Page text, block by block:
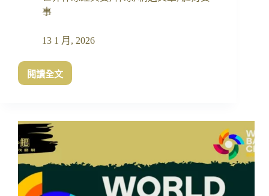
事
13 1 月, 2026
閱讀全文
運
典
賽
下
注
麼